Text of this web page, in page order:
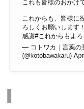
これも皆様のおかげ
これからも、皆様に
ろしくお願いします！
感謝#これからもよろ
— コトワカ｜言葉の
(@kotobawakaru)